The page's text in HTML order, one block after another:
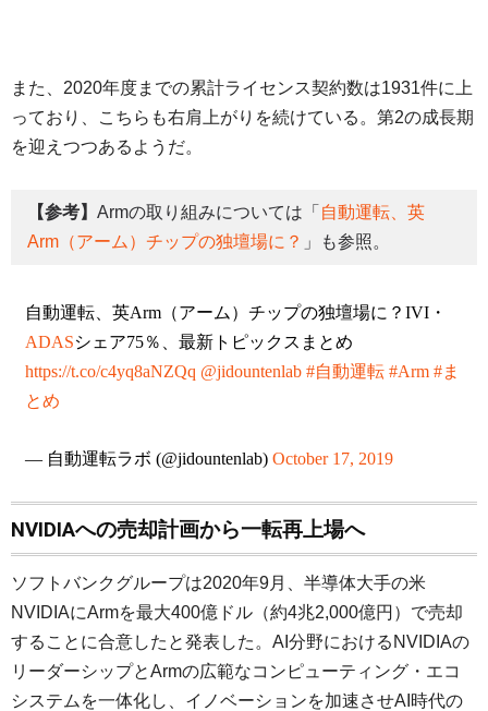
また、2020年度までの累計ライセンス契約数は1931件に上
っており、こちらも右肩上がりを続けている。第2の成長期
を迎えつつあるようだ。
【参考】 Armの取り組みについては「 自動運転、英
Arm（アーム）チップの独壇場に？ 」も参照。
自動運転、英Arm（アーム）チップの独壇場に？IVI・
ADASシェア75％、最新トピックスまとめ
https://t.co/c4yq8aNZQq @jidountenlab #自動運転 #Arm #ま
とめ
— 自動運転ラボ (@jidountenlab) October 17, 2019
NVIDIAへの売却計画から一転再上場へ
ソフトバンクグループは2020年9月、半導体大手の米
NVIDIAにArmを最大400億ドル（約4兆2,000億円）で売却
することに合意したと発表した。AI分野におけるNVIDIAの
リーダーシップとArmの広範なコンピューティング・エコ
システムを一体化し、イノベーションを加速させAI時代の